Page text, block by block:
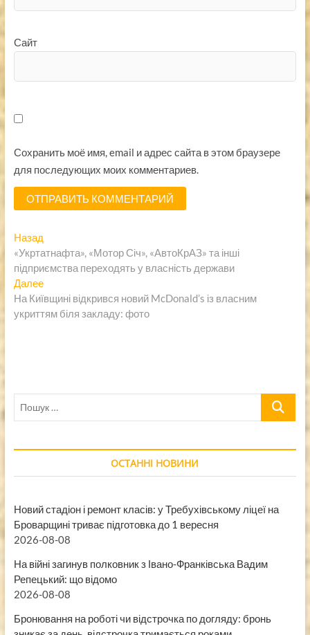
Сайт
Сохранить моё имя, email и адрес сайта в этом браузере
для последующих моих комментариев.
Навигация
по
записям
НазадПредыдущая
запись:
«Укртатнафта», «Мотор Січ», «АвтоКрАЗ» та інші
підприємства переходять у власність держави
ДалееСледующая
запись:
На Київщині відкрився новий McDonald’s із власним
укриттям біля закладу: фото
Пошук
ОСТАННІ НОВИНИ
Новий стадіон і ремонт класів: у Требухівському ліцеї на
Броварщині триває підготовка до 1 вересня
2026-08-08
На війні загинув полковник з Івано-Франківська Вадим
Репецький: що відомо
2026-08-08
Бронювання на роботі чи відстрочка по догляду: бронь